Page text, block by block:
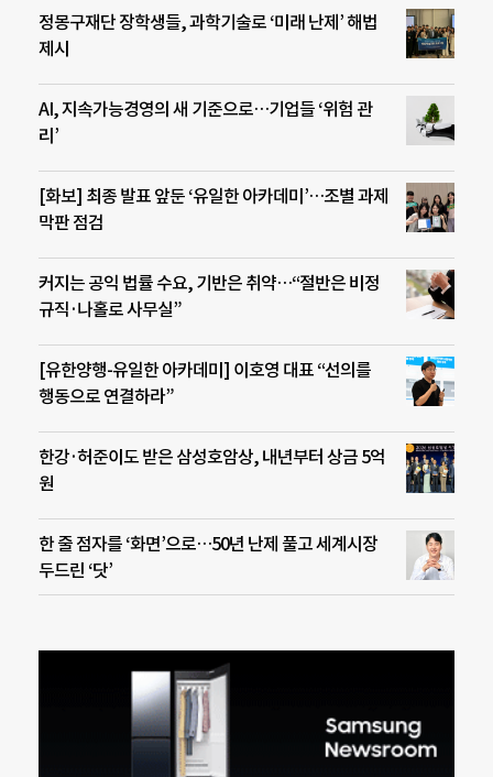
정몽구재단 장학생들, 과학기술로 ‘미래 난제’ 해법
제시
AI, 지속가능경영의 새 기준으로…기업들 ‘위험 관
리’
[화보] 최종 발표 앞둔 ‘유일한 아카데미’…조별 과제
막판 점검
커지는 공익 법률 수요, 기반은 취약…“절반은 비정
규직·나홀로 사무실”
[유한양행-유일한 아카데미] 이호영 대표 “선의를
행동으로 연결하라”
한강·허준이도 받은 삼성호암상, 내년부터 상금 5억
원
한 줄 점자를 ‘화면’으로…50년 난제 풀고 세계시장
두드린 ‘닷’